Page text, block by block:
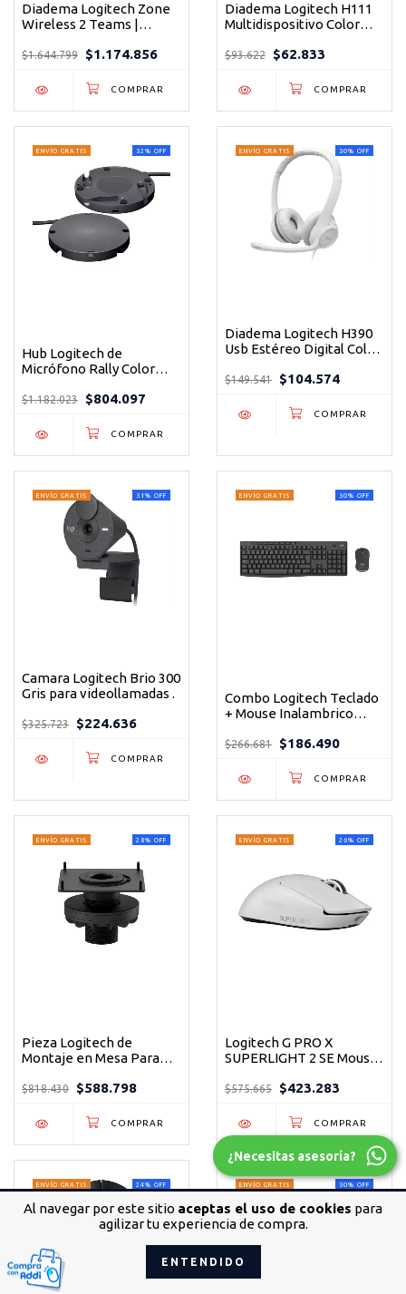
Al navegar por este sitio aceptas el uso de cookies para
agilizar tu experiencia de compra.
ENTENDIDO
Diadema Logitech Zone
Wireless 2 Teams |
Ruido ANC | Graphite
$1.644.799 $1.174.856
Diadema Logitech H111
Multidispositivo Color
$93.622 $62.833
32 % OFF
ENVÍO GRATIS
Hub Logitech de
Micrófono Rally Color
$1.182.023 $804.097
30% OFF
ENVÍO GRATIS
Diadema Logitech H390
Usb Estéreo Digital Color
$149.541 $104.574
31 % OFF
ENVÍO GRATIS
Camara Logitech Brio 300
Gris para videollamadas .
$325.723 $224.636
30% OFF
ENVÍO GRATIS
Combo Logitech Teclado
+ Mouse Inalambrico
$266.681 $186.490
28% OFF
ENVÍO GRATIS
Pieza Logitech de
Montaje en Mesa Para
$818.430 $588.798
26% OFF
ENVÍO GRATIS
Logitech G PRO X
SUPERLIGHT 2 SE Mouse
Blanco - El arma secreta
$575.665 $423.283
24% OFF
ENVÍO GRATIS 30% OFF
ENVÍO GRATIS
¿Necesitas asesoría?